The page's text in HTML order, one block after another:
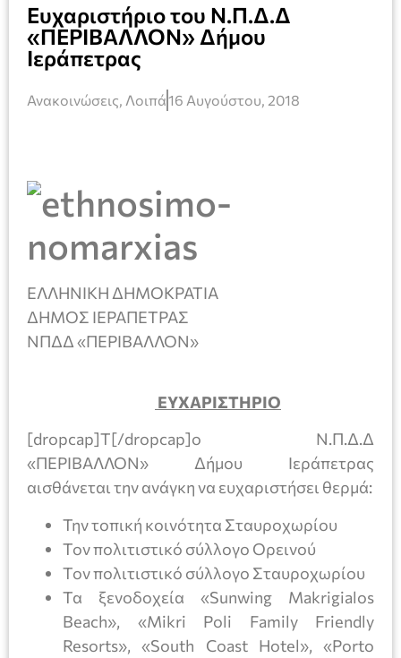
Ευχαριστήριο του Ν.Π.Δ.Δ
«ΠΕΡΙΒΑΛΛΟΝ» Δήμου
Ιεράπετρας
Ανακοινώσεις Λοιπά16 Αυγούστου, 2018
ΕΛΛΗΝΙΚΗ ΔΗΜΟΚΡΑΤΙΑ
ΔΗΜΟΣ ΙΕΡΑΠΕΤΡΑΣ
ΝΠΔΔ «ΠΕΡΙΒΑΛΛΟΝ»
ΕΥΧΑΡΙΣΤΗΡΙΟ
[dropcap]Τ[/dropcap]ο Ν.Π.Δ.Δ
«ΠΕΡΙΒΑΛΛΟΝ» Δήμου Ιεράπετρας
αισθάνεται την ανάγκη να ευχαριστήσει θερμά:
Την τοπική κοινότητα Σταυροχωρίου
Τον πολιτιστικό σύλλογο Ορεινού
Τον πολιτιστικό σύλλογο Σταυροχωρίου
Τα ξενοδοχεία «Sunwing Makrigialos
Beach», «Mikri Poli Family Friendly
Resorts», «South Coast Hotel», «Porto